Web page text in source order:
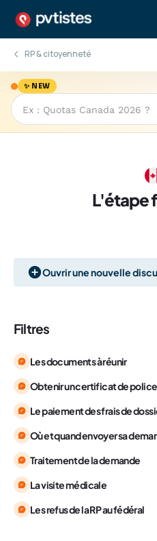
RP & citoyenneté
✨ NEW
L'étape
Ouvrir une nouvelle
Filtres
Les documents à réunir
Obtenir un certificat de police
Le paiement des frais de
Où et quand envoyer sa
Traitement de la demande
La visite médicale
Les refus de la RP au fédéral